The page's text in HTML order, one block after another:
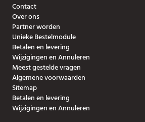
Contact
Over ons
Partner worden
Unieke Bestelmodule
Betalen en levering
Wijzigingen en Annuleren
Meest gestelde vragen
Algemene voorwaarden
Sitemap
Betalen en levering
Wijzigingen en Annuleren